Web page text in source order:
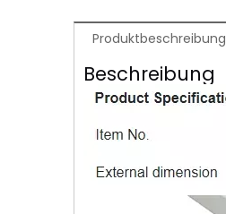
Produktbeschreibung
Beschreibung